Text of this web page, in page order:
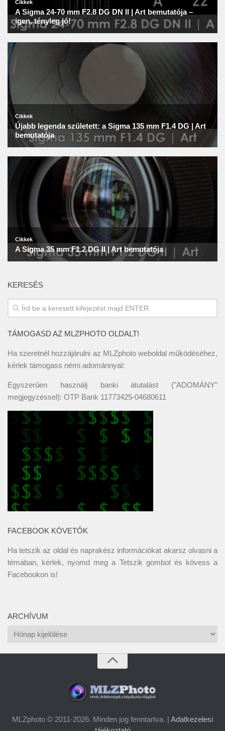
KERESÉS
TÁMOGASD AZ MLZPHOTO OLDALT!
Ha szeretnél hozzájárulni az MLZphoto weboldal működéséhez,
kérlek támogass némi adománnyal:
Egyszerűen használj banki átutalást ("ADOMÁNY"
megjegyzéssel): OTP Bank 11773425-04680611
FACEBOOK KÖVETŐK
Ha tetszik az oldal és naprakész információkat akarsz olvasni a
témában, kérlek, nyomd meg a Tetszik gombot és kövess a
Facebookon is!
ARCHÍVUM
Archívum
MLZphoto © 2011-2026. Minden jog fenntartva. | Adatkezelesi